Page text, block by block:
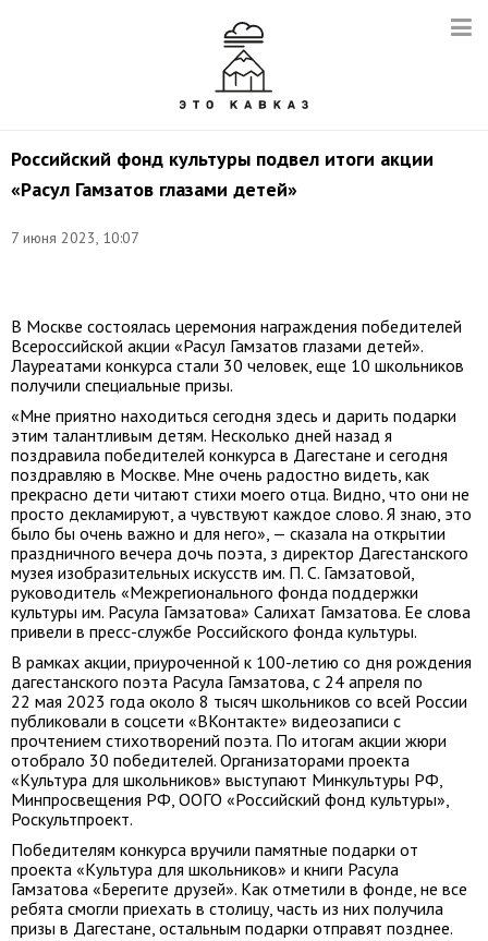
Российский фонд культуры подвел итоги акции
«Расул Гамзатов глазами детей»
7 июня 2023, 10:07
В Москве состоялась церемония награждения победителей
Всероссийской акции «Расул Гамзатов глазами детей».
Лауреатами конкурса стали 30 человек, еще 10 школьников
получили специальные призы.
«Мне приятно находиться сегодня здесь и дарить подарки
этим талантливым детям. Несколько дней назад я
поздравила победителей конкурса в Дагестане и сегодня
поздравляю в Москве. Мне очень радостно видеть, как
прекрасно дети читают стихи моего отца. Видно, что они не
просто декламируют, а чувствуют каждое слово. Я знаю, это
было бы очень важно и для него», — сказала на открытии
праздничного вечера дочь поэта, з директор Дагестанского
музея изобразительных искусств им. П. С. Гамзатовой,
руководитель «Межрегионального фонда поддержки
культуры им. Расула Гамзатова» Салихат Гамзатова. Ее слова
привели в пресс-службе Российского фонда культуры.
В рамках акции, приуроченной к 100-летию со дня рождения
дагестанского поэта Расула Гамзатова, с 24 апреля по
22 мая 2023 года около 8 тысяч школьников со всей России
публиковали в соцсети «ВКонтакте» видеозаписи с
прочтением стихотворений поэта. По итогам акции жюри
отобрало 30 победителей. Организаторами проекта
«Культура для школьников» выступают Минкультуры РФ,
Минпросвещения РФ, ООГО «Российский фонд культуры»,
Роскультпроект.
Победителям конкурса вручили памятные подарки от
проекта «Культура для школьников» и книги Расула
Гамзатова «Берегите друзей». Как отметили в фонде, не все
ребята смогли приехать в столицу, часть из них получила
призы в Дагестане, остальным подарки отправят позднее.